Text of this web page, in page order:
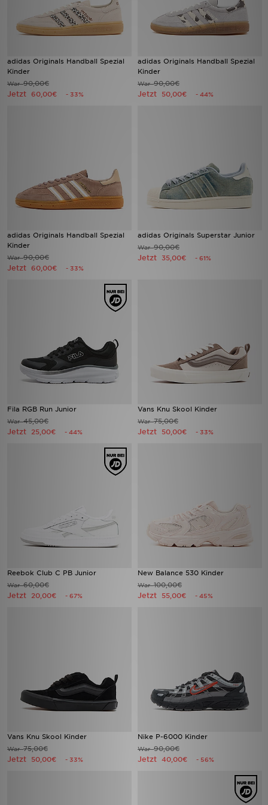
adidas Originals Handball Spezial
Kinder
War90,00€
Jetzt 60,00€ - 33%
adidas Originals Handball Spezial
Kinder
War90,00€
Jetzt 50,00€ - 44%
adidas Originals Handball Spezial
Kinder
War90,00€
Jetzt 60,00€ - 33%
adidas Originals Superstar Junior
War90,00€
Jetzt 35,00€ - 61%
Fila RGB Run Junior
War45,00€
Jetzt 25,00€ - 44%
Vans Knu Skool Kinder
War75,00€
Jetzt 50,00€ - 33%
Reebok Club C PB Junior
War60,00€
Jetzt 20,00€ - 67%
New Balance 530 Kinder
War100,00€
Jetzt 55,00€ - 45%
Vans Knu Skool Kinder
War75,00€
Jetzt 50,00€ - 33%
Nike P-6000 Kinder
War90,00€
Jetzt 40,00€ - 56%